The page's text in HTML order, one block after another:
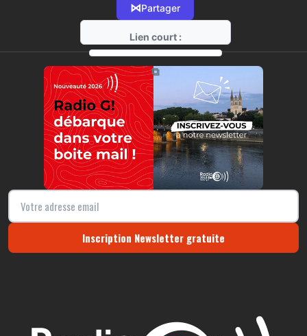
⋈Partager
Lien court :
https://radio-g.fr?r67
⧉
Inscription Newsletter gratuite